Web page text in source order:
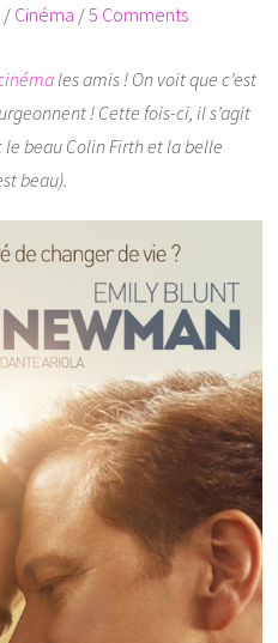
/ Cinéma /5 Comments
les amis ! On voit que c’est
! Cette fois-ci, il s’agit
beau Colin Firth et la belle
beau).